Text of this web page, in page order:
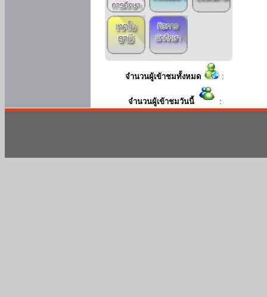
จำนวนผู้เข้าชมทั้งหมด :
จำนวนผู้เข้าชมวันนี้ :